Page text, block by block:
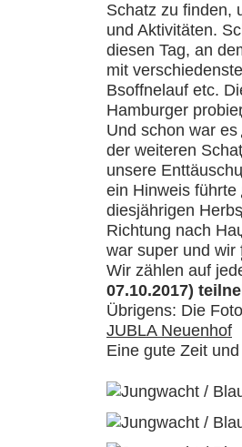
Schatz zu finden,
und Aktivitäten.
diesen Tag, an
mit
Bsoffnelauf etc.
Hamburger
Und schon war
der weiteren
unsere
ein Hinweis
diesjährigen
Richtung nach
war super und wir
Wir zählen auf
07.10.2017)
Übrigens: Die
JUBLA Neuenhof
Eine gute Zeit